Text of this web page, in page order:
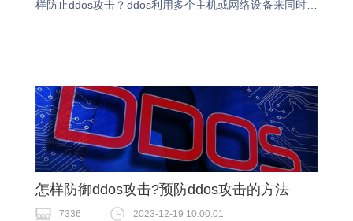
样防止ddos攻击？ddos利用多个主机或网络设备来同时攻
怎样防御ddos攻击?预防ddos攻击的方法
7336 2023-12-19 10:00:01